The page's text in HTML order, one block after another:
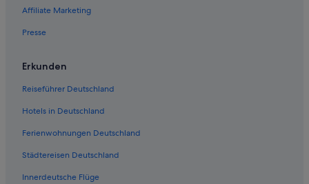
Affiliate Marketing
Presse
Erkunden
Reiseführer Deutschland
Hotels in Deutschland
Ferienwohnungen Deutschland
Städtereisen Deutschland
Innerdeutsche Flüge